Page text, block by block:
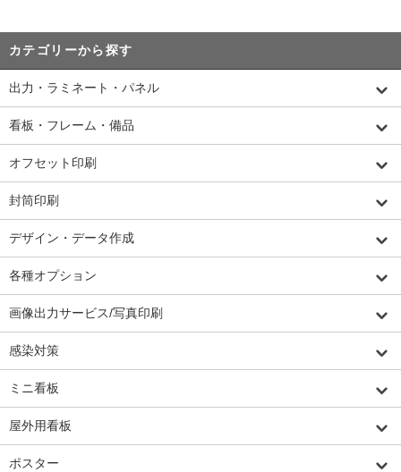
カテゴリーから探す
出力・ラミネート・パネル
看板・フレーム・備品
オフセット印刷
封筒印刷
デザイン・データ作成
各種オプション
画像出力サービス/写真印刷
感染対策
ミニ看板
屋外用看板
ポスター